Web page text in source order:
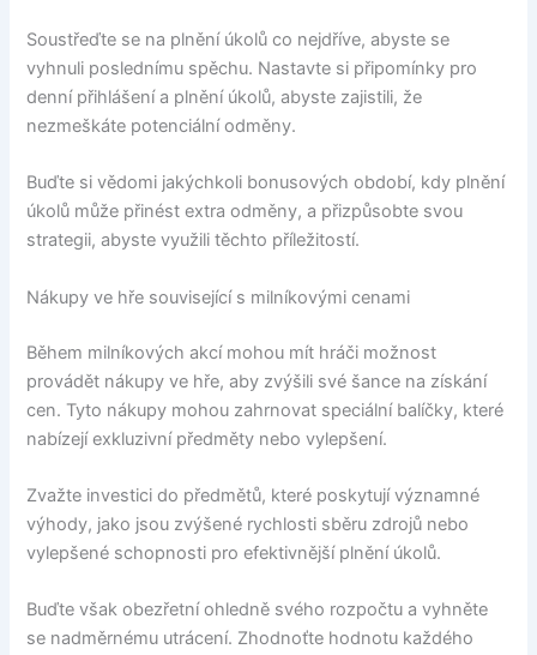
Soustřeďte se na plnění úkolů co nejdříve, abyste se
vyhnuli poslednímu spěchu. Nastavte si připomínky pro
denní přihlášení a plnění úkolů, abyste zajistili, že
nezmeškáte potenciální odměny.
Buďte si vědomi jakýchkoli bonusových období, kdy plnění
úkolů může přinést extra odměny, a přizpůsobte svou
strategii, abyste využili těchto příležitostí.
Nákupy ve hře související s milníkovými cenami
Během milníkových akcí mohou mít hráči možnost
provádět nákupy ve hře, aby zvýšili své šance na získání
cen. Tyto nákupy mohou zahrnovat speciální balíčky, které
nabízejí exkluzivní předměty nebo vylepšení.
Zvažte investici do předmětů, které poskytují významné
výhody, jako jsou zvýšené rychlosti sběru zdrojů nebo
vylepšené schopnosti pro efektivnější plnění úkolů.
Buďte však obezřetní ohledně svého rozpočtu a vyhněte
se nadměrnému utrácení. Zhodnoťte hodnotu každého